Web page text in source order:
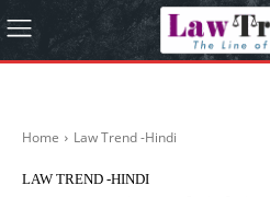
Home Law Trend -Hindi
LAW TREND -HINDI